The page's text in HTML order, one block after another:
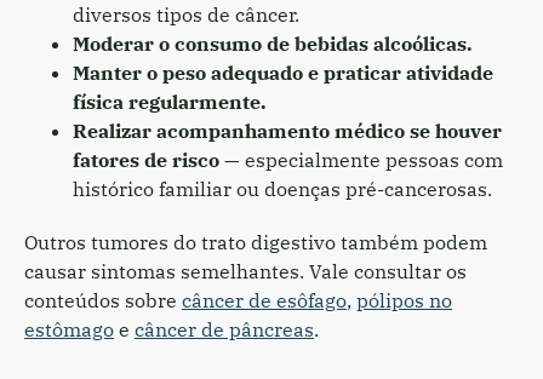
diversos tipos de câncer.
Moderar o consumo de bebidas alcoólicas.
Manter o peso adequado e praticar atividade
física regularmente.
Realizar acompanhamento médico se houver
fatores de risco — especialmente pessoas com
histórico familiar ou doenças pré-cancerosas.
Outros tumores do trato digestivo também podem
causar sintomas semelhantes. Vale consultar os
conteúdos sobre câncer de esôfago, pólipos no
estômago e câncer de pâncreas.